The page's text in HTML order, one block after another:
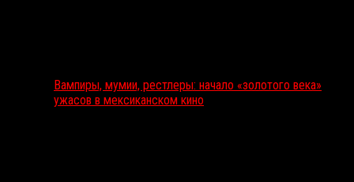
Вампиры, мумии, рестлеры: начало «золотого века»
ужасов в мексиканском кино